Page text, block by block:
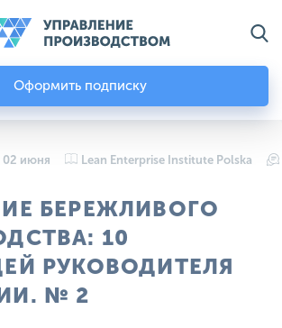
Оформить подписку
02 июня Lean Enterprise Institute Polska
БЕРЕЖЛИВОГО
10
РУКОВОДИТЕЛЯ
№ 2